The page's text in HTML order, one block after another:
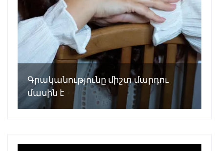
Գրականությունը միշտ մարդու
մասին է